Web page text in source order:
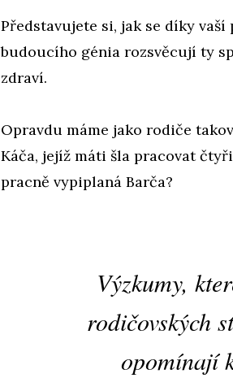
Představujete si, jak se díky vaší
budoucího génia rozsvěcují ty
zdraví.
Opravdu máme jako rodiče
Káča, jejíž máti šla pracovat
pracně vypiplaná Barča?
Výzkumy,
rodičovských
opomínají